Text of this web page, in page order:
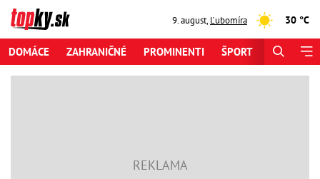
9. august,Ľubomíra 30 °C
DOMÁCE ZAHRANIČNÉ PROMINENTI ŠPORT